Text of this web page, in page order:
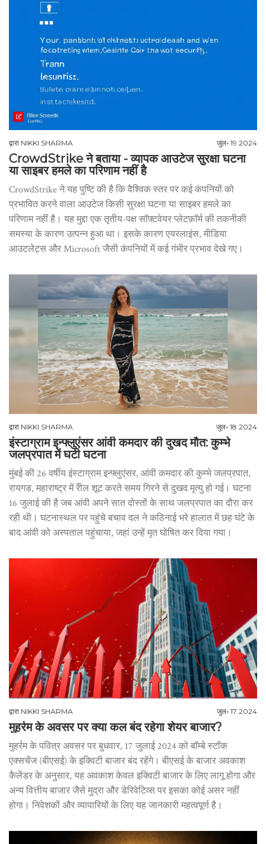
द्वारा NIKKI SHARMA जुल॰ 19 2024
CrowdStrike ने बताया - व्यापक आउटेज सुरक्षा घटना
या साइबर हमले का परिणाम नहीं है
CrowdStrike ने यह पुष्टि की है कि वैश्विक स्तर पर कई कंपनियों को
प्रभावित करने वाला आउटेज किसी सुरक्षा घटना या साइबर हमले का
परिणाम नहीं है। यह मुद्दा एक तृतीय-पक्ष सॉफ़्टवेयर प्लेटफ़ॉर्म की तकनीकी
समस्या के कारण उत्पन्न हुआ था। इसके कारण एयरलाइंस, मीडिया
आउटलेट्स और Microsoft जैसी कंपनियों में कई गंभीर प्रभाव देखे गए।
द्वारा NIKKI SHARMA जुल॰ 18 2024
इंस्टाग्राम इन्फ्लुएंसर आंवी कमदार की दुखद मौत: कुम्भे
जलप्रपात में घटी घटना
मुंबई की 26 वर्षीय इंस्टाग्राम इन्फ्लुएंसर, आंवी कमदार की कुम्भे जलप्रपात,
रायगड, महाराष्ट्र में रेील शूट करते समय गिरने से दुखद मृत्यु हो गई। घटना
16 जुलाई की है जब आंवी अपने सात दोस्तों के साथ जलप्रपात का दौरा कर
रही थी। घटनास्थल पर पहुंचे बचाव दल ने कठिनाई भरे हालात में छह घंटे के
बाद आंवी को अस्पताल पहुंचाया, जहां उन्हें मृत घोषित कर दिया गया।
द्वारा NIKKI SHARMA जुल॰ 17 2024
मुहर्रम के अवसर पर क्या कल बंद रहेगा शेयर बाजार?
मुहर्रम के पवित्र अवसर पर बुधवार, 17 जुलाई 2024 को बॉम्बे स्टॉक
एक्सचेंज (बीएसई) के इक्विटी बाजार बंद रहेंगे। बीएसई के बाजार अवकाश
कैलेंडर के अनुसार, यह अवकाश केवल इक्विटी बाजार के लिए लागू होगा और
अन्य वित्तीय बाजार जैसे मुद्रा और डेरिवेटिव्स पर इसका कोई असर नहीं
होगा। निवेशकों और व्यापारियों के लिए यह जानकारी महत्वपूर्ण है।